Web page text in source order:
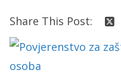
Share This Post: